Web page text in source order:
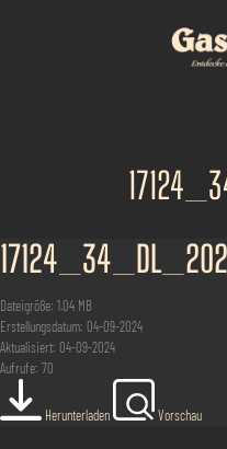
Dateigröße: 1.04 MB
Erstellungsdatum: 04-09-2024
Aktualisiert: 04-09-2024
Aufrufe: 70
Herunterladen Vorschau